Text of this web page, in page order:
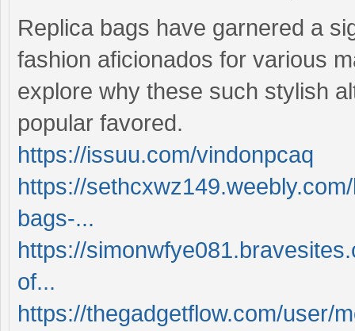
Replica bags have garnered a
fashion aficionados for various
explore why these such stylish
popular favored.
https://issuu.com/vindonpcaq
https://
bags-...
https://
of...
https://thegadgetflow.com/user/